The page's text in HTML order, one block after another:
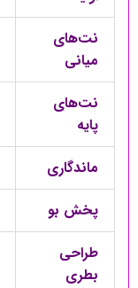
نت‌های
میانی
نت‌های
پایه
ماندگاری
پخش بو
طراحی
بطری